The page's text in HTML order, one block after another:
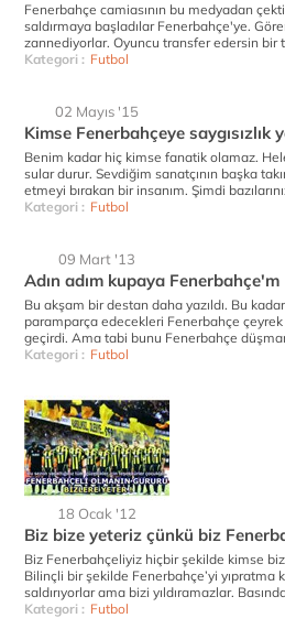
Fenerbahçe camiasının bu medyadan
saldırmaya başladılar Fenerbahçe'ye.
zannediyorlar. Oyuncu transfer edersin bir
Kategori : Futbol
02 Mayıs '15
Kimse Fenerbahçeye saygısızlık
Benim kadar hiç kimse fanatik olamaz.
sular durur. Sevdiğim sanatçının başka
etmeyi bırakan bir insanım. Şimdi
Kategori : Futbol
09 Mart '13
Adın adım kupaya Fenerbahçe'm
Bu akşam bir destan daha yazıldı. Bu
paramparça edecekleri Fenerbahçe
geçirdi. Ama tabi bunu Fenerbahçe
Kategori : Futbol
18 Ocak '12
Biz bize yeteriz çünkü biz
Biz Fenerbahçeliyiz hiçbir şekilde kimse
Bilinçli bir şekilde Fenerbahçe’yi yıpratma
saldırıyorlar ama bizi yıldıramazlar.
Kategori : Futbol